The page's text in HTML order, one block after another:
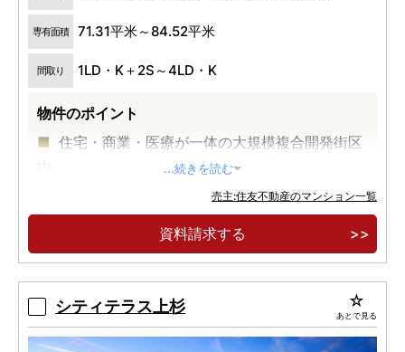
専有面積 71.31平米～84.52平米
間取り 1LD・K＋2S～4LD・K
物件のポイント
住宅・商業・医療が一体の大規模複合開発街区
大規模免震レジデンス２０４邸。
上杉山通小学校・上杉山中学校が通学区。
...続きを読む
売主:住友不動産のマンション一覧
資料請求する
シティテラス上杉 あとで見る